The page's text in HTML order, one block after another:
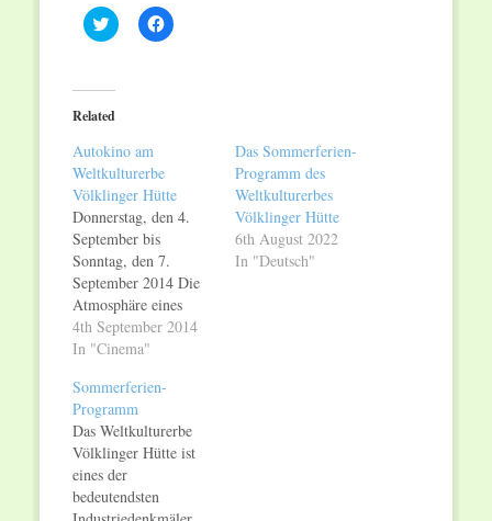
Click
to
(Opens
in
new
Click
to
Related
Autokino am
Weltkulturerbe
Völklinger Hütte
Donnerstag, den 4.
September bis
Sonntag, den 7.
September 2014 Die
Atmosphäre eines
Weltkulturerbes,
großes Kino und
das Autokino am
Weltkulturerbe
Völklinger Hütte. Von
Donnerstag, den 4.
September, bis
Sonntag, den 7.
4th September 2014
In "Cinema"
Das Sommerferien-
Programm des
Weltkulturerbes
Völklinger Hütte
6th August 2022
In "Deutsch"
Sommerferien-
Programm
Das Weltkulturerbe
Völklinger Hütte ist
eines der
bedeutendsten